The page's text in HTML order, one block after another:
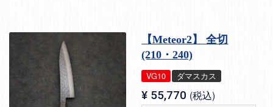
【Meteor2】 全切
(210・240)
VG10 ダマスカス
¥ 55,770 税込